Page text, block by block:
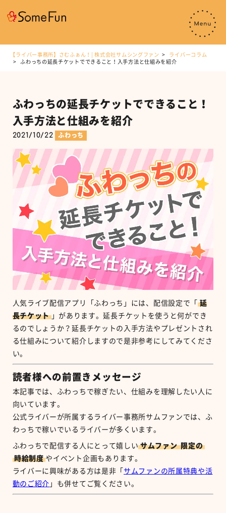
【ライバー事務所】さむふぁん！| 株式会社サムシングファン
ライバーコラム
ふわっちの延長チケットでできること！入手方法と仕組みを紹介
ふわっちの延長チケットでできること！
入手方法と仕組みを紹介
2021/10/22 ふわっち
人気ライブ配信アプリ「ふわっち」には、配信設定で「 延
長チケット 」があります。延長チケットを使うと何ができ
るのでしょうか？延長チケットの入手方法やプレゼントされ
る仕組みについて紹介しますので是非参考にしてみてくださ
い。
読者様への前置きメッセージ
本記事では、ふわっちで稼ぎたい、仕組みを理解したい人に
向いています。
公式ライバーが所属するライバー事務所サムファンでは、ふ
わっちで稼いでいるライバーが多くいます。
ふわっちで配信する人にとって嬉しい サムファン 限定の
時給制度 やイベント企画もあります。
ライバーに興味がある方は是非「 サムファンの所属特典や活
動のご紹介 」も併せてご覧ください。